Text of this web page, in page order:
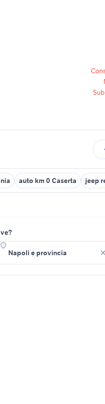
auto km 0 Caserta jeep